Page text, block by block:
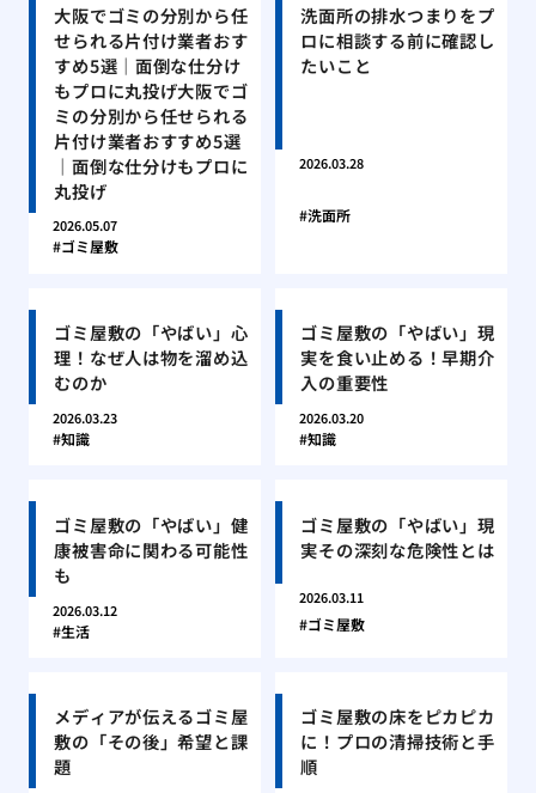
大阪でゴミの分別から任
せられる片付け業者おす
すめ5選｜面倒な仕分け
もプロに丸投げ大阪でゴ
ミの分別から任せられる
片付け業者おすすめ5選
｜面倒な仕分けもプロに
丸投げ
2026.05.07
ゴミ屋敷
洗面所の排水つまりをプ
ロに相談する前に確認し
たいこと
2026.03.28
洗面所
ゴミ屋敷の「やばい」心
理！なぜ人は物を溜め込
むのか
2026.03.23
知識
ゴミ屋敷の「やばい」現
実を食い止める！早期介
入の重要性
2026.03.20
知識
ゴミ屋敷の「やばい」健
康被害命に関わる可能性
も
2026.03.12
生活
ゴミ屋敷の「やばい」現
実その深刻な危険性とは
2026.03.11
ゴミ屋敷
メディアが伝えるゴミ屋
敷の「その後」希望と課
題
ゴミ屋敷の床をピカピカ
に！プロの清掃技術と手
順